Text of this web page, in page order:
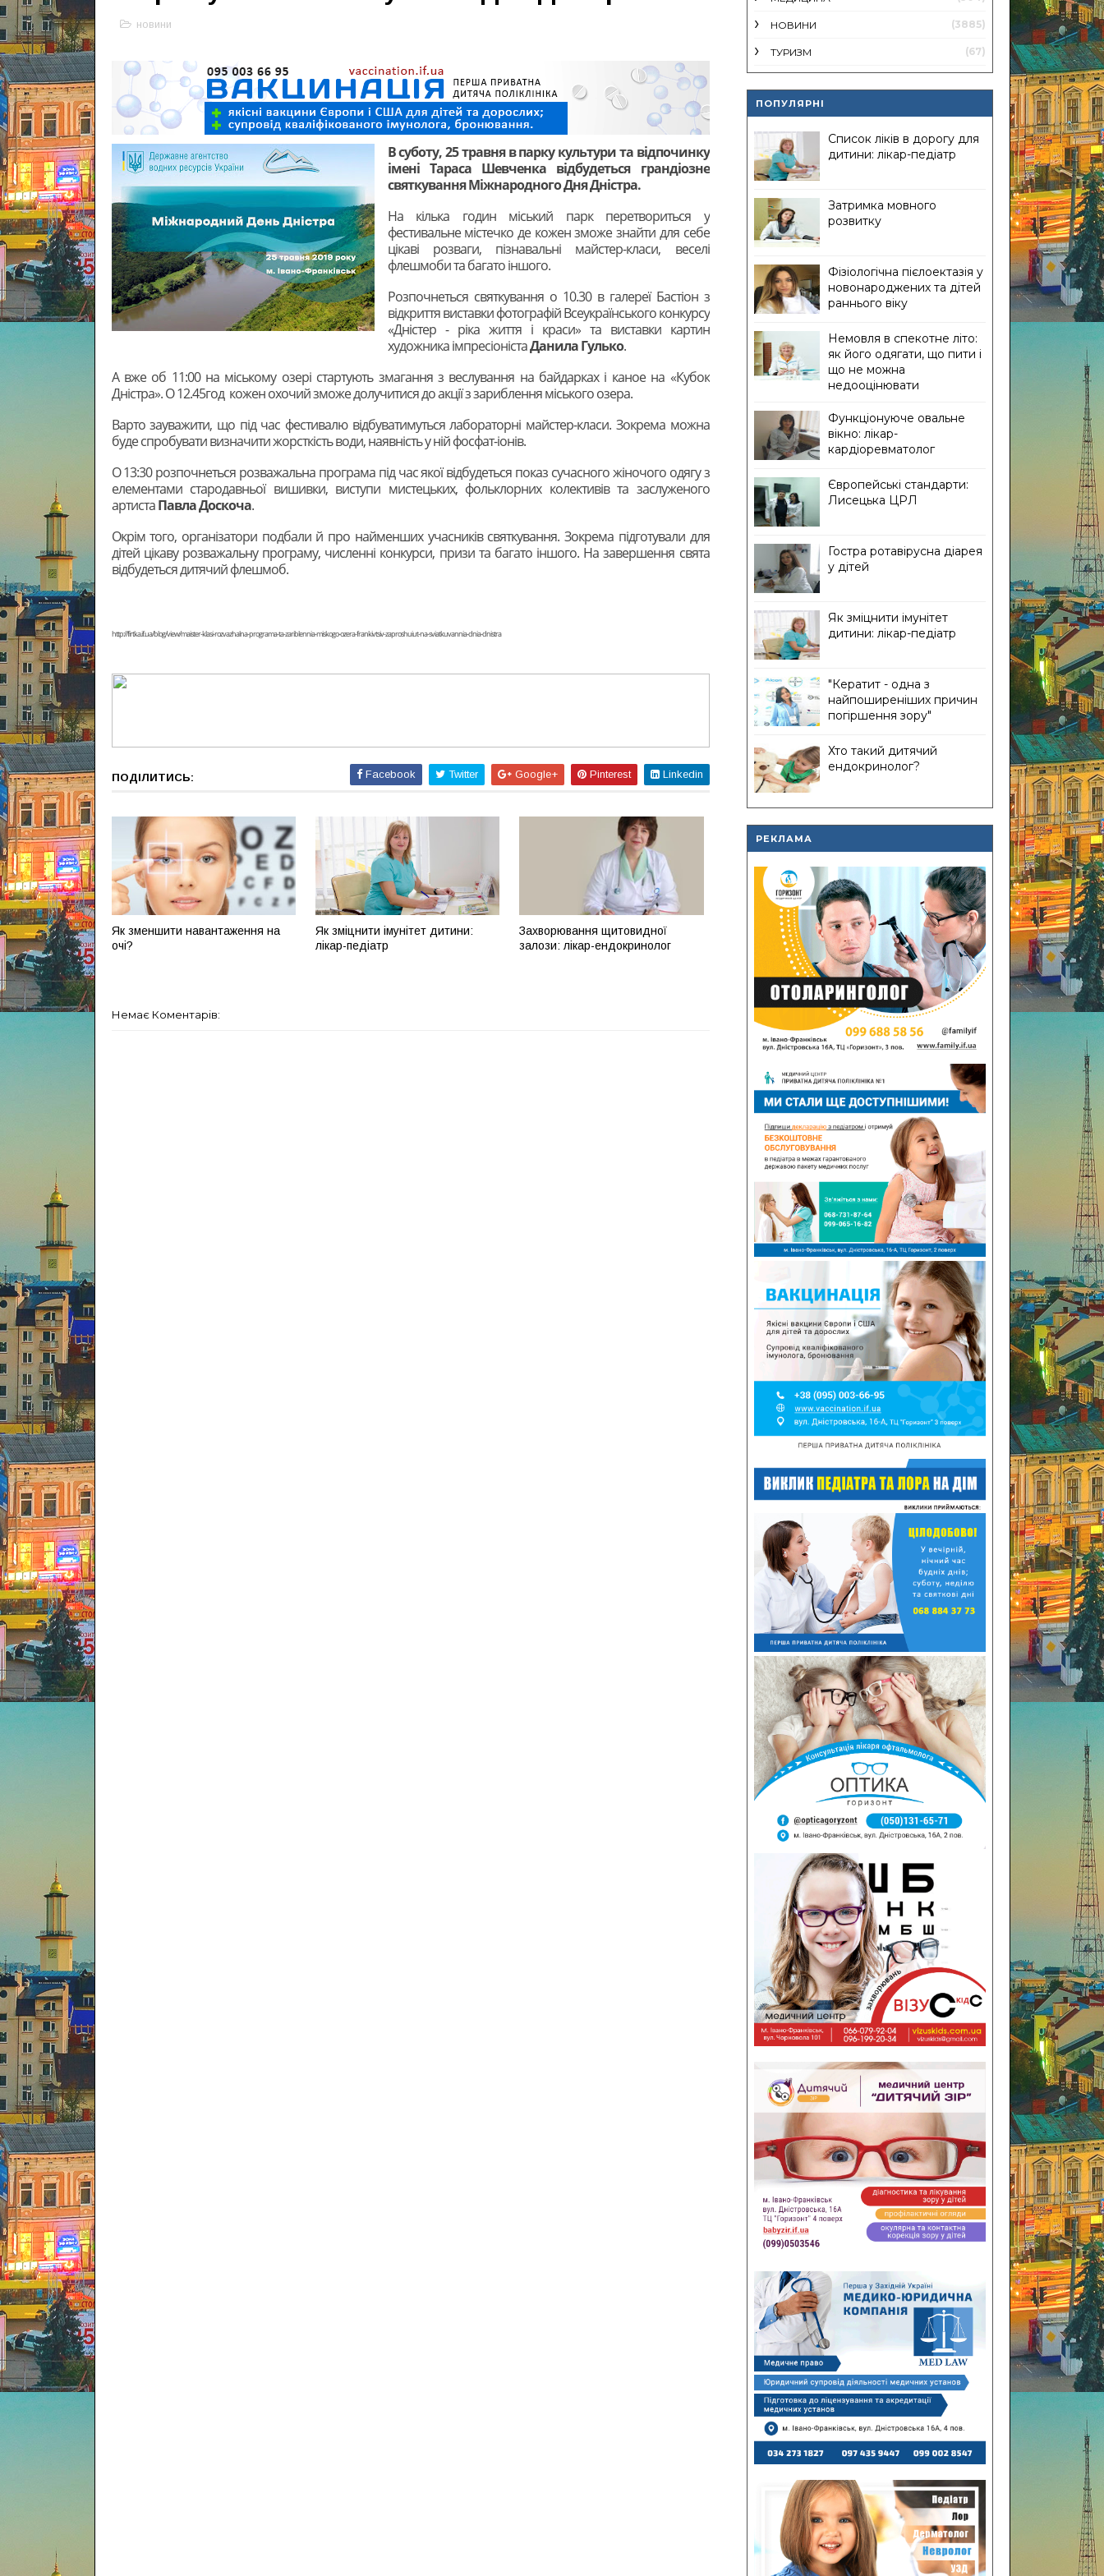
новини
В суботу, 25 травня в парку культури та відпочинку
імені Тараса Шевченка відбудеться грандіозне
святкування Міжнародного Дня Дністра.
На кілька годин міський парк перетвориться у
фестивальне містечко де кожен зможе знайти для себе
цікаві розваги, пізнавальні майстер-класи, веселі
флешмоби та багато іншого.
Розпочнеться святкування о 10.30 в галереї Бастіон з
відкриття виставки фотографій Всеукраїнського конкурсу
«Дністер - ріка життя і краси» та виставки картин
художника імпресіоністаДанила Гулько.
А вже об 11:00 на міському озері стартують змагання з веслування на байдарках і каное на «Кубок
Дністра». О 12.45год кожен охочий зможе долучитися до акції з зариблення міського озера.
Варто зауважити, що під час фестивалю відбуватимуться лабораторні майстер-класи. Зокрема можна
буде спробувати визначити жорсткість води, наявність у ній фосфат-іонів.
О 13:30 розпочнеться розважальна програма під час якої відбудеться показ сучасного жіночого одягу з
елементами стародавньої вишивки, виступи мистецьких, фольклорних колективів та заслуженого
артистаПавла Доскоча.
Окрім того, організатори подбали й про найменших учасників святкування. Зокрема підготували для
дітей цікаву розважальну програму, численні конкурси, призи та багато іншого. На завершення свята
відбудеться дитячий флешмоб.
http://firtka.if.ua/blog/view/maister-klasi-rozvazhalna-programa-ta-zariblennia-miskogo-ozera-frankivtsiv-zaproshuiut-na-sviatkuvannia-dnia-dnistra
ПОДІЛИТИСЬ: Facebook Twitter Google+ Pinterest Linkedin
Як зменшити навантаження на
очі?
Як зміцнити імунітет дитини:
лікар-педіатр
Захворювання щитовидної
залози: лікар-ендокринолог
Немає Коментарів:
НОВИНИ (3885)
ТУРИЗМ (67)
ПОПУЛЯРНІ
Список ліків в дорогу для
дитини: лікар-педіатр
Затримка мовного
розвитку
Фізіологічна пієлоектазія у
новонароджених та дітей
раннього віку
Немовля в спекотне літо:
як його одягати, що пити і
що не можна
недооцінювати
Функціонуюче овальне
вікно: лікар-
кардіоревматолог
Європейські стандарти:
Лисецька ЦРЛ
Гостра ротавірусна діарея
у дітей
Як зміцнити імунітет
дитини: лікар-педіатр
"Кератит - одна з
найпоширеніших причин
погіршення зору"
Хто такий дитячий
ендокринолог?
РЕКЛАМА